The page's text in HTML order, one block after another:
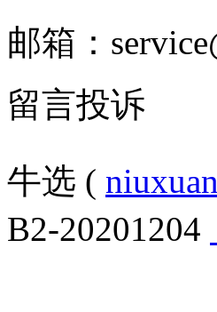
邮箱：
留言投诉
牛选 (
B2-20201204